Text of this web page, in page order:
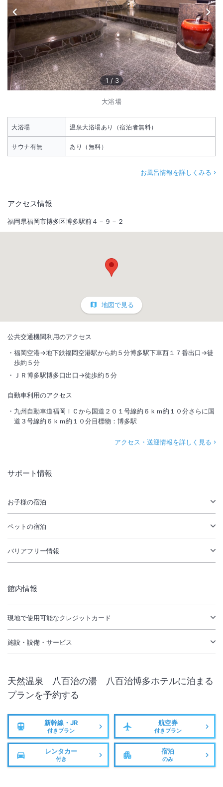
1 /3
大浴場
大浴場 温泉大浴場あり（宿泊者無料）
サウナ有無 あり（無料）
お風呂情報を詳しくみる
アクセス情報
福岡県福岡市博多区博多駅前４－９－２
地図で見る
公共交通機関利用のアクセス
福岡空港→地下鉄福岡空港駅から約５分博多駅下車西１７番出口→徒
歩約５分
ＪＲ博多駅博多口出口→徒歩約５分
自動車利用のアクセス
九州自動車道福岡ＩＣから国道２０１号線約６ｋｍ約１０分さらに国
道３号線約６ｋｍ約１０分目標物：博多駅
アクセス・送迎情報を詳しく見る
サポート情報
お子様の宿泊
ペットの宿泊
バリアフリー情報
館内情報
現地で使用可能なクレジットカード
施設・設備・サービス
天然温泉 八百治の湯 八百治博多ホテルに泊まる
プランを予約する
新幹線・JR
付きプラン
航空券
付きプラン
レンタカー
付き
宿泊
のみ